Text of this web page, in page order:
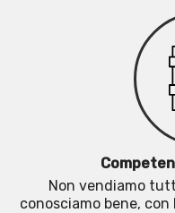
Non vendiamo
conosciamo bene,